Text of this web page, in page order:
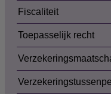
Fiscaliteit
Toepasselijk recht